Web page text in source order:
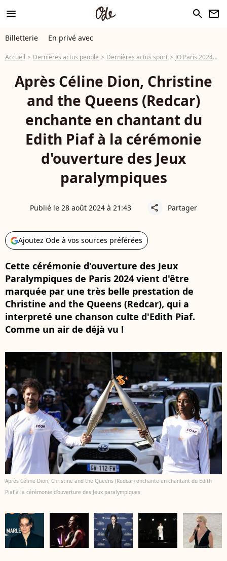
menu search newsletter
Billetterie En privé avec
Accueil Dernières actus people Dernières actus sport JO Paris 2024
Après Céline Dion, Christine
and the Queens (Redcar)
enchante en chantant du
Edith Piaf à la cérémonie
d'ouverture des Jeux
paralympiques
Publié le 28 août 2024 à 21:43 share Partager
Ajoutez Ode à vos sources préférées
Cette cérémonie d'ouverture des Jeux
Paralympiques de Paris 2024 vient d'être
marquée par une très belle prestation de
Christine and the Queens (Redcar), qui a
interpreté une chanson culte d'Edith Piaf.
Comme un air de déjà vu !
Après Céline Dion, Christine and the Queens (Redcar) enchante en chantant du Edith
Piaf à la cérémonie d'ouverture des Jeux paralympiques